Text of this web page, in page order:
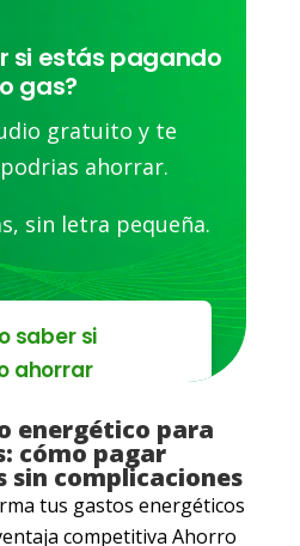
si estás pagando
gas?
gratuito y te
ahorrar.
sin letra pequeña.
saber si
ahorrar
energético para
cómo pagar
sin complicaciones
tus gastos energéticos
competitiva Ahorro